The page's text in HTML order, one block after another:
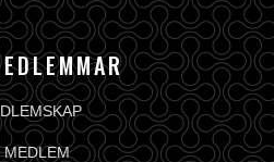
MEDLEM